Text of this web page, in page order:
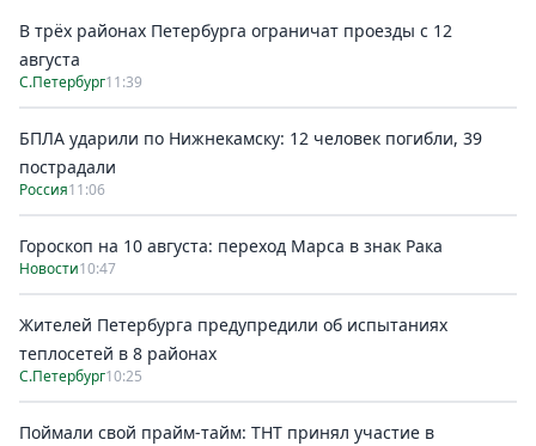
В трёх районах Петербурга ограничат проезды с 12
августа
С.Петербург11:39
БПЛА ударили по Нижнекамску: 12 человек погибли, 39
пострадали
Россия11:06
Гороскоп на 10 августа: переход Марса в знак Рака
Новости10:47
Жителей Петербурга предупредили об испытаниях
теплосетей в 8 районах
С.Петербург10:25
Поймали свой прайм-тайм: ТНТ принял участие в